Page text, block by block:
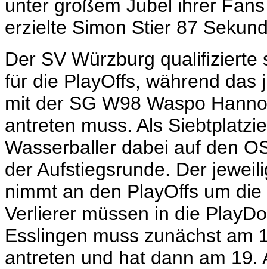
unter großem Jubel ihrer
erzielte Simon Stier 87
Der SV Würzburg
für die PlayOffs, während das
mit der SG W98 Waspo
antreten muss. Als
Wasserballer dabei auf den
der Aufstiegsrunde. Der
nimmt an den PlayOffs um
Verlierer müssen in die
Esslingen muss zunächst am
antreten und hat dann am 19.